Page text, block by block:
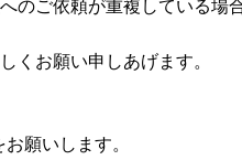
ご依頼が重複している場
くお願い申しあげます。
願いします。